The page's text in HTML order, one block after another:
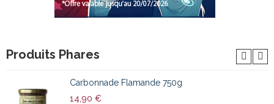
Produits Phares
Carbonnade Flamande 750g
14,90 €